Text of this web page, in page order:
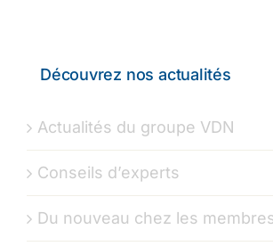
Découvrez nos actualités
Actualités du groupe VDN
Conseils d’experts
Du nouveau chez les